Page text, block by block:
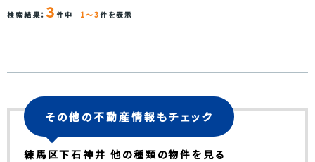
検索結果： 3 件中 1～3件を表示
その他の不動産情報もチェック
練馬区下石神井 他の種類の物件を見る